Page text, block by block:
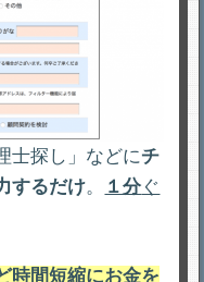
士探し」などにチ
するだけ。 １分 ぐ
時間短縮にお金を